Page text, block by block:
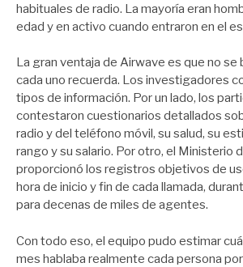
habituales de radio. La mayoría eran
edad y en activo cuando entraron en el
La gran ventaja de Airwave es que no se
cada uno recuerda. Los investigadores
tipos de información. Por un lado, los
contestaron cuestionarios detallados
radio y del teléfono móvil, su salud, su
rango y su salario. Por otro, el Ministerio
proporcionó los registros objetivos de
hora de inicio y fin de cada llamada,
para decenas de miles de agentes.
Con todo eso, el equipo pudo estimar
mes hablaba realmente cada persona